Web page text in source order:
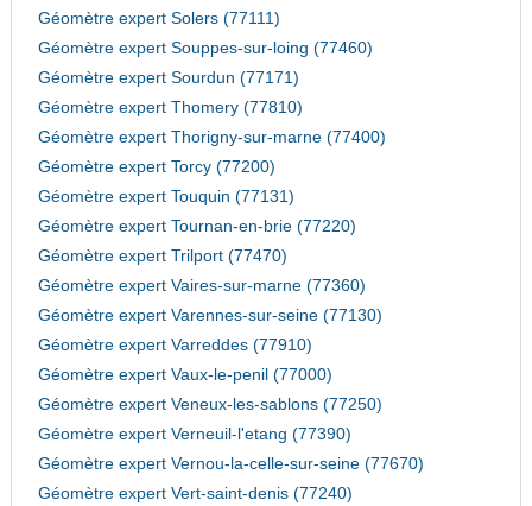
Géomètre expert Solers (77111)
Géomètre expert Souppes-sur-loing (77460)
Géomètre expert Sourdun (77171)
Géomètre expert Thomery (77810)
Géomètre expert Thorigny-sur-marne (77400)
Géomètre expert Torcy (77200)
Géomètre expert Touquin (77131)
Géomètre expert Tournan-en-brie (77220)
Géomètre expert Trilport (77470)
Géomètre expert Vaires-sur-marne (77360)
Géomètre expert Varennes-sur-seine (77130)
Géomètre expert Varreddes (77910)
Géomètre expert Vaux-le-penil (77000)
Géomètre expert Veneux-les-sablons (77250)
Géomètre expert Verneuil-l'etang (77390)
Géomètre expert Vernou-la-celle-sur-seine (77670)
Géomètre expert Vert-saint-denis (77240)